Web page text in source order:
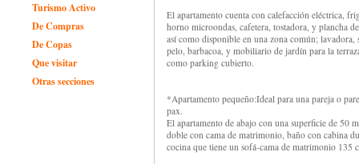
Turismo Activo
De Compras
De Copas
Que visitar
Otras secciones
El apartamento cuenta con calefacción eléctrica,
horno microondas, cafetera, tostadora, y plancha
así como disponible en una zona común; lavadora,
pelo, barbacoa, y mobiliario de jardín para la
como parking cubierto.
*Apartamento pequeño:Ideal para una pareja o
pax.
El apartamento de abajo con una superficie de 50
doble con cama de matrimonio, baño con cabina
cocina que tiene un sofá-cama de matrimonio 135